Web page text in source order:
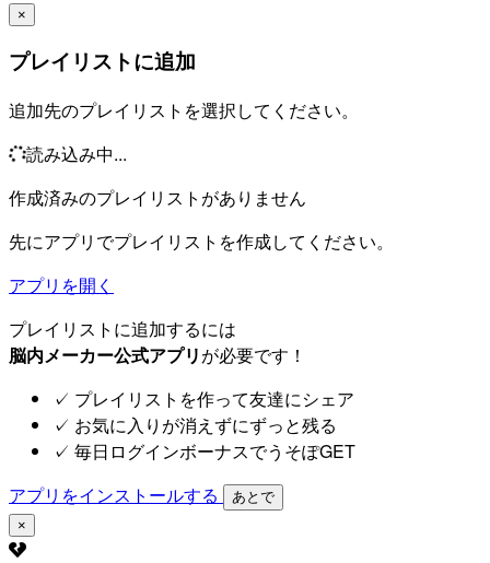
×
プレイリストに追加
追加先のプレイリストを選択してください。
読み込み中...
作成済みのプレイリストがありません
先にアプリでプレイリストを作成してください。
アプリを開く
プレイリストに追加するには
脳内メーカー公式アプリが必要です！
✓ プレイリストを作って友達にシェア
✓ お気に入りが消えずにずっと残る
✓ 毎日ログインボーナスでうそぽGET
アプリをインストールする
あとで
×